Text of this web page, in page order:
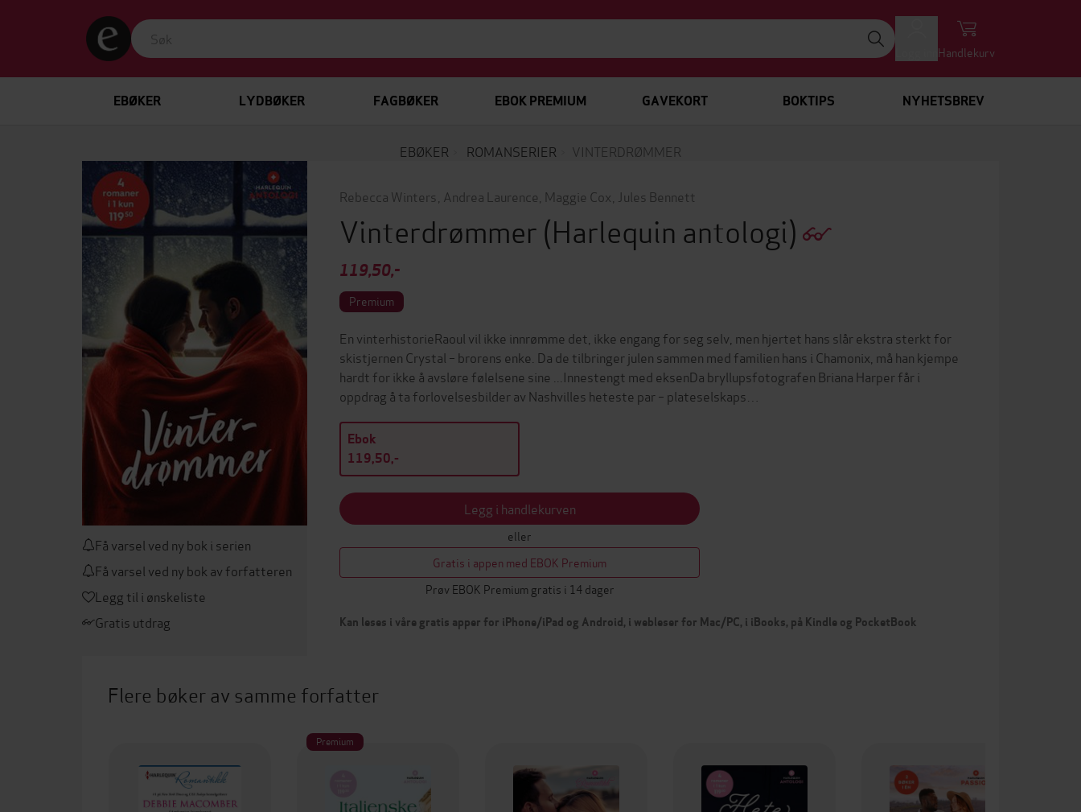
Handlekurv
EBØKER LYDBØKER FAGBØKER EBOK PREMIUM GAVEKORT BOKTIPS NYHETSBREV
EBØKER ROMANSERIER VINTERDRØMMER
Få varsel ved ny bok i serien
Få varsel ved ny bok av forfatteren
Legg til i ønskeliste
Gratis utdrag
Rebecca Winters Andrea Laurence Maggie Cox Jules Bennett
Vinterdrømmer(Harlequin antologi)
119,50,-
Premium
En vinterhistorieRaoul vil ikke innrømme det, ikke engang for seg selv, men hjertet hans slår ekstra sterkt for
skistjernen Crystal – brorens enke. Da de tilbringer julen sammen med familien hans i Chamonix, må han kjempe
hardt for ikke å avsløre følelsene sine ...Innestengt med eksenDa bryllupsfotografen Briana Harper får i
oppdrag å ta forlovelsesbilder av Nashvilles heteste par – plateselskaps…
Ebok
119,50,-
Legg i handlekurven
eller
Gratis i appen med EBOK Premium
Prøv EBOK Premium gratis i 14 dager
Kan leses i våre gratis apper for iPhone/iPad og Android, i webleser for Mac/PC, i iBooks, på Kindle og PocketBook
Flere bøker av samme forfatter
Premium